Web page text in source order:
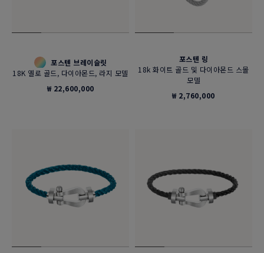
포스텐 브레이슬릿
18K 옐로 골드, 다이아몬드, 라지 모델
₩ 22,600,000
포스텐 링
18k 화이트 골드 및 다이아몬드 스몰
모델
₩ 2,760,000